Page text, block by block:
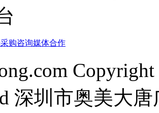
采购咨询媒体合作
深圳市奥美大